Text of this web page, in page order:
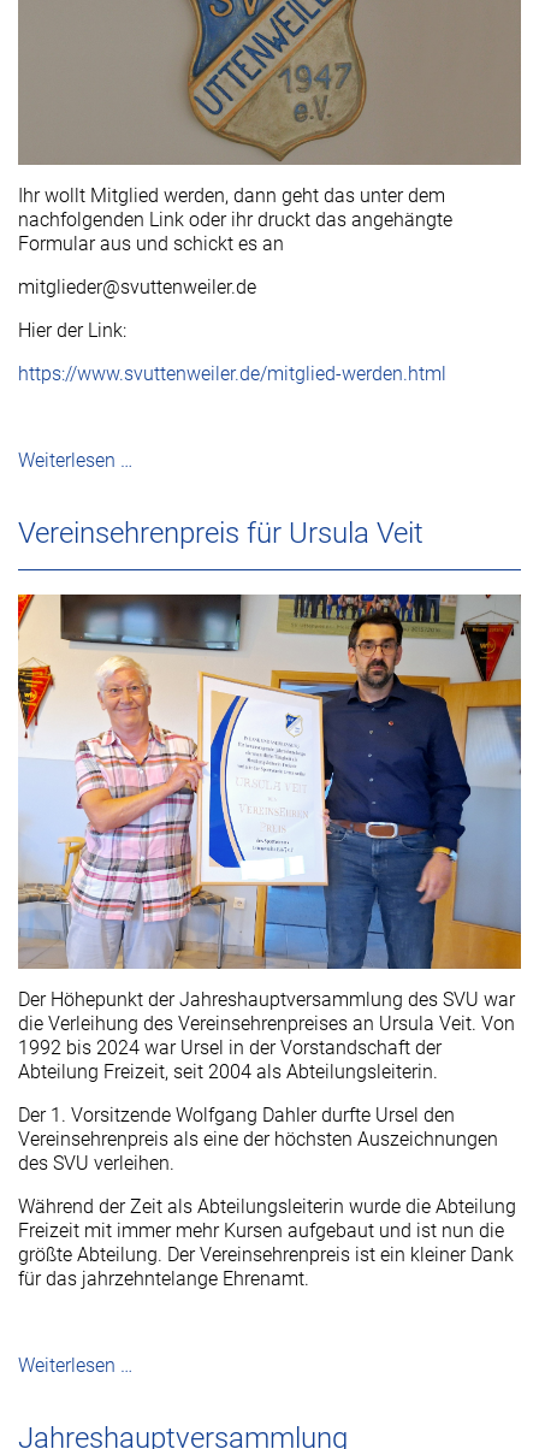
Ihr wollt Mitglied werden, dann geht das unter dem
nachfolgenden Link oder ihr druckt das angehängte
Formular aus und schickt es an
mitglieder@svuttenweiler.de
Hier der Link:
https://www.svuttenweiler.de/mitglied-werden.html
Weiterlesen …
Vereinsehrenpreis für Ursula Veit
Der Höhepunkt der Jahreshauptversammlung des SVU war
die Verleihung des Vereinsehrenpreises an Ursula Veit. Von
1992 bis 2024 war Ursel in der Vorstandschaft der
Abteilung Freizeit, seit 2004 als Abteilungsleiterin.
Der 1. Vorsitzende Wolfgang Dahler durfte Ursel den
Vereinsehrenpreis als eine der höchsten Auszeichnungen
des SVU verleihen.
Während der Zeit als Abteilungsleiterin wurde die Abteilung
Freizeit mit immer mehr Kursen aufgebaut und ist nun die
größte Abteilung. Der Vereinsehrenpreis ist ein kleiner Dank
für das jahrzehntelange Ehrenamt.
Weiterlesen …
Jahreshauptversammlung